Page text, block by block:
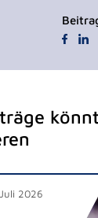
2026